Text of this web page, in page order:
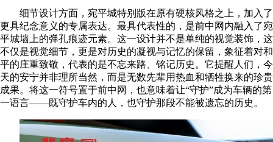
细节设计方面，宛平城特别版在原有硬核风格之上，加入了
更具纪念意义的专属表达。最具代表性的，是前中网内融入了宛
平城墙上的弹孔痕迹元素。这一设计并不是单纯的视觉装饰，这
不仅是视觉细节，更是对历史的凝视与记忆的保留，象征着对和
平的庄重致敬，代表的是不忘来路、铭记历史。它提醒人们，今
天的安宁并非理所当然，而是无数先辈用热血和牺牲换来的珍贵
成果。将这一符号置于前中网，也意味着让“守护”成为车辆的第
一语言——既守护车内的人，也守护那段不能被遗忘的历史。